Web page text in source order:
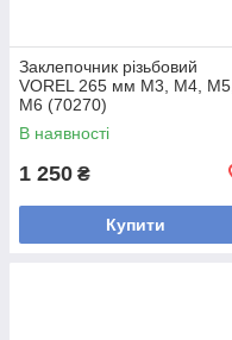
Заклепочник різьбовий
VOREL 265 мм M3, M4, M5,
M6 (70270)
В наявності
1 250 ₴
Купити